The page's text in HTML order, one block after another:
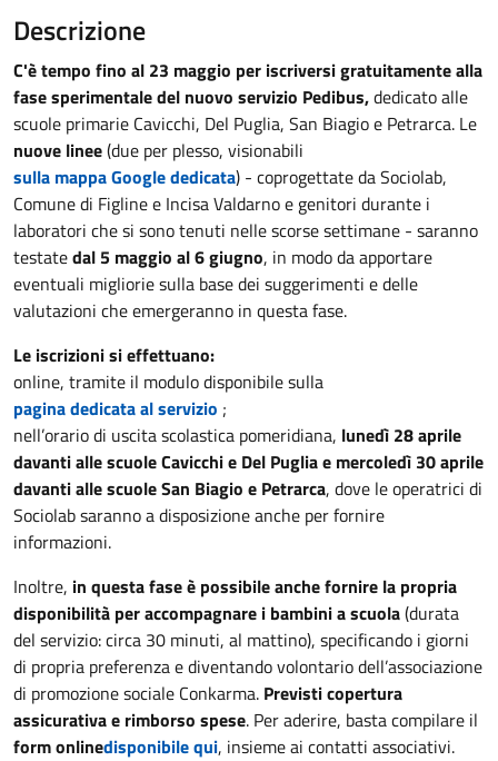
Descrizione
C'è tempo fino al 23 maggio per iscriversi gratuitamente alla
fase sperimentale del nuovo servizio Pedibus,dedicato alle
scuole primarie Cavicchi, Del Puglia, San Biagio e Petrarca. Le
nuove linee(due per plesso, visionabili
sulla mappa Google dedicata) - coprogettate da Sociolab,
Comune di Figline e Incisa Valdarno e genitori durante i
laboratori che si sono tenuti nelle scorse settimane - saranno
testatedal 5 maggio al 6 giugno, in modo da apportare
eventuali migliorie sulla base dei suggerimenti e delle
valutazioni che emergeranno in questa fase.
Le iscrizioni si effettuano:
online, tramite il modulo disponibile sulla
pagina dedicata al servizio ;
nell’orario di uscita scolastica pomeridiana, lunedì 28 aprile
davanti alle scuole Cavicchi e Del Puglia e mercoledì 30 aprile
davanti alle scuole San Biagio e Petrarca, dove le operatrici di
Sociolab saranno a disposizione anche per fornire
informazioni.
Inoltre, in questa fase è possibile anche fornire la propria
disponibilità per accompagnare i bambini a scuola(durata
del servizio: circa 30 minuti, al mattino), specificando i giorni
di propria preferenza e diventando volontario dell’associazione
di promozione sociale Conkarma. Previsti copertura
assicurativa e rimborso spese. Per aderire, basta compilare il
form onlinedisponibile qui, insieme ai contatti associativi.